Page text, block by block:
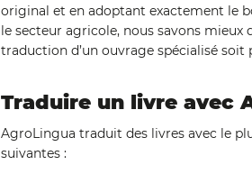
original et en adoptant exactement le
le secteur agricole, nous savons
traduction d’un ouvrage spécialisé soit
Traduire un livre avec
AgroLingua traduit des livres avec le
suivantes :